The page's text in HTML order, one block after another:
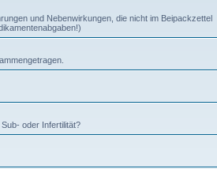
und Nebenwirkungen, die nicht im Beipackzettel
oder Infertilität?